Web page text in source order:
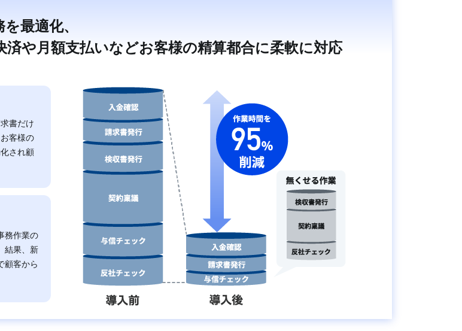
最適化、
済や月額支払いなどお客様の精算都合に柔軟に対応
書だけ
客様の
され顧
務作業の
結果、新
顧客から